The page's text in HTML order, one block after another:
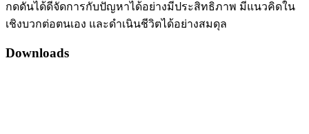
กดดันได้ดีจัดการกับปัญหาได้อย่างมีประสิทธิภาพ มีแนวคิดใน
เชิงบวกต่อตนเอง และดำเนินชีวิตได้อย่างสมดุล
Downloads